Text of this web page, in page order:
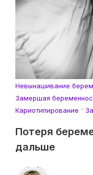
Невынашивание
Замершая
Кариотипирование
Потеря
дальше